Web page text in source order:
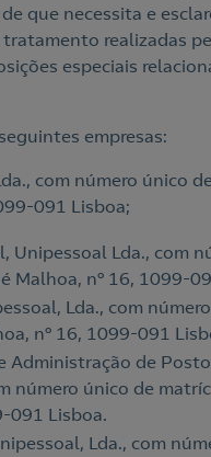
que necessita e
realizadas
especiais
empresas:
com número único
091 Lisboa;
Unipessoal Lda., com
Malhoa, nº 16, 1099-
Lda., com
nº 16, 1099-091
Administração de
número único de
091 Lisboa.
Lda., com